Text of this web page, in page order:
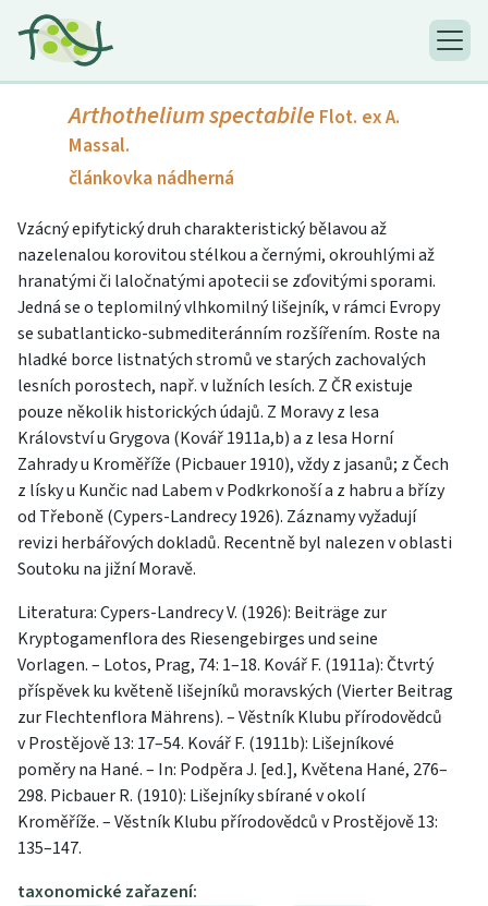
Arthothelium spectabile Flot. ex A.
Massal.
článkovka nádherná
Vzácný epifytický druh charakteristický bělavou až
nazelenalou korovitou stélkou a černými, okrouhlými až
hranatými či laločnatými apotecii se zďovitými sporami.
Jedná se o teplomilný vlhkomilný lišejník, v rámci Evropy
se subatlanticko-submediteránním rozšířením. Roste na
hladké borce listnatých stromů ve starých zachovalých
lesních porostech, např. v lužních lesích. Z ČR existuje
pouze několik historických údajů. Z Moravy z lesa
Království u Grygova (Kovář 1911a,b) a z lesa Horní
Zahrady u Kroměříže (Picbauer 1910), vždy z jasanů; z Čech
z lísky u Kunčic nad Labem v Podkrkonoší a z habru a břízy
od Třeboně (Cypers-Landrecy 1926). Záznamy vyžadují
revizi herbářových dokladů. Recentně byl nalezen v oblasti
Soutoku na jižní Moravě.
Literatura: Cypers-Landrecy V. (1926): Beiträge zur
Kryptogamenflora des Riesengebirges und seine
Vorlagen. – Lotos, Prag, 74: 1–18. Kovář F. (1911a): Čtvrtý
příspěvek ku květeně lišejníků moravských (Vierter Beitrag
zur Flechtenflora Mährens). – Věstník Klubu přírodovědců
v Prostějově 13: 17–54. Kovář F. (1911b): Lišejníkové
poměry na Hané. – In: Podpěra J. [ed.], Květena Hané, 276–
298. Picbauer R. (1910): Lišejníky sbírané v okolí
Kroměříže. – Věstník Klubu přírodovědců v Prostějově 13:
135–147.
taxonomické zařazení: